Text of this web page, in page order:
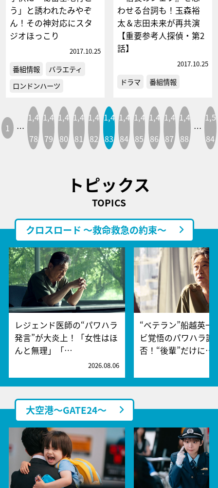
う」と誘われたみやぞ
ん！その神対応にスタ
ジオほっこり
2017.10.25
番組情報
バラエティ
ロンドンハーツ
わせる台詞も！玉森裕
太＆志田未来が再共演
【重要参考人探偵・第2
話】
2017.10.25
ドラマ 番組情報
1 …
1,4
78
1,4
79
1,4
80
1,4
81
1,4
82
1,4
83
1,4
84
1,4
85
1,4
86
1,4
87
1,4
88
…
1,5
84
トピックス
TOPICS
クロスロード ～救命救急の約束～
レジェンド医師の“パワハラ
発言”が大炎上！「女性はほ
んと無理」「…
2026.08.06
“ベテラン”船越英一
ビ覚悟のパワハラ謝
否！“後輩”だけに…
大空港～GATE24～